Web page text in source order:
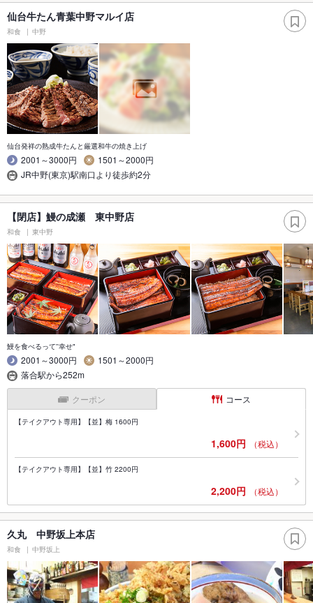
仙台牛たん青葉中野マルイ店
和食 中野
仙台発祥の熟成牛たんと厳選和牛の焼き上げ
2001～3000円
1501～2000円
JR中野(東京)駅南口より徒歩約2分
【閉店】鰻の成瀬 東中野店
和食 東中野
鰻を食べるって''幸せ"
2001～3000円
1501～2000円
落合駅から252m
クーポン コース
【テイクアウト専用】【並】梅 1600円
1,600円 （税込）
【テイクアウト専用】【並】竹 2200円
2,200円 （税込）
久丸 中野坂上本店
和食 中野坂上